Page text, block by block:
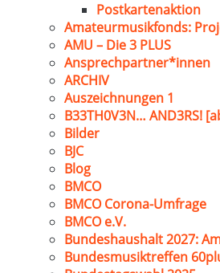
Postkartenaktion
Amateurmusikfonds:
AMU – Die 3 PLUS
Ansprechpartner*innen
ARCHIV
Auszeichnungen 1
B33TH0V3N… AND3RS!
Bilder
BJC
Blog
BMCO
BMCO Corona-Umfrage
BMCO e.V.
Bundeshaushalt 2027:
Bundesmusiktreffen